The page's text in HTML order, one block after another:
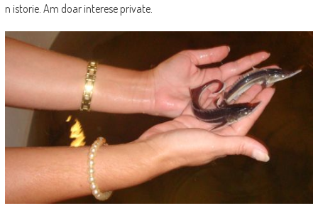
n istorie. Am doar interese private.